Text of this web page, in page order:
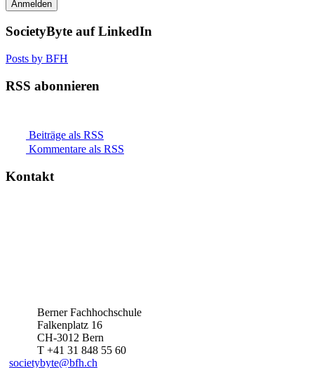
SocietyByte auf LinkedIn
Posts by BFH
RSS abonnieren
Beiträge als RSS
Kommentare als RSS
Kontakt
Berner Fachhochschule
Falkenplatz 16
CH-3012 Bern
T +41 31 848 55 60
societybyte@bfh.ch